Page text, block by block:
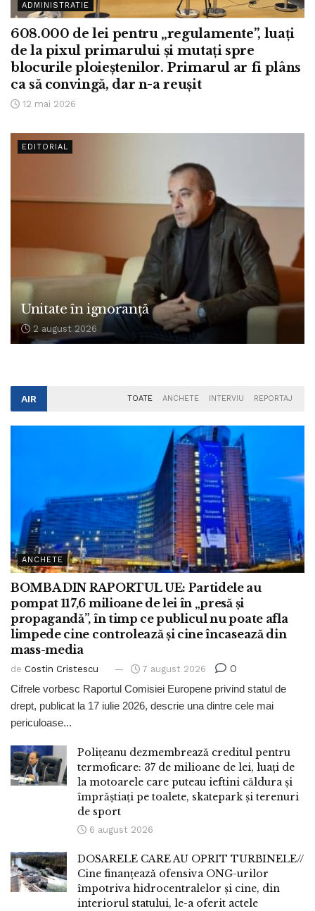
ADMINISTRATIE
608.000 de lei pentru „regulamente”, luați
de la pixul primarului și mutați spre
blocurile ploieștenilor. Primarul ar fi plâns
ca să convingă, dar n-a reușit
12 mai 2026
EDITORIAL
Unitate în ignoranță
2 august 2026
AIR TOATE ANCHETE INTERVIU REPORTAJ
ANCHETE
BOMBA DIN RAPORTUL UE: Partidele au
pompat 117,6 milioane de lei în „presă și
propagandă”, în timp ce publicul nu poate afla
limpede cine controlează și cine încasează din
mass-media
de Costin Cristescu 7 august 2026 0
Cifrele vorbesc Raportul Comisiei Europene privind statul de
drept, publicat la 17 iulie 2026, descrie una dintre cele mai
periculoase...
Polițeanu dezmembrează creditul pentru
termoficare: 37 de milioane de lei, luați de
la motoarele care puteau ieftini căldura și
împrăștiați pe toalete, skatepark și terenuri
de sport
6 august 2026
DOSARELE CARE AU OPRIT TURBINELE//
Cine finanțează ofensiva ONG-urilor
împotriva hidrocentralelor și cine, din
interiorul statului, le-a oferit actele